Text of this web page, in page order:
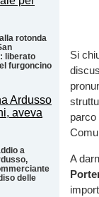
rotonda
liberato
furgoncino
a
delle
Si
parco
A